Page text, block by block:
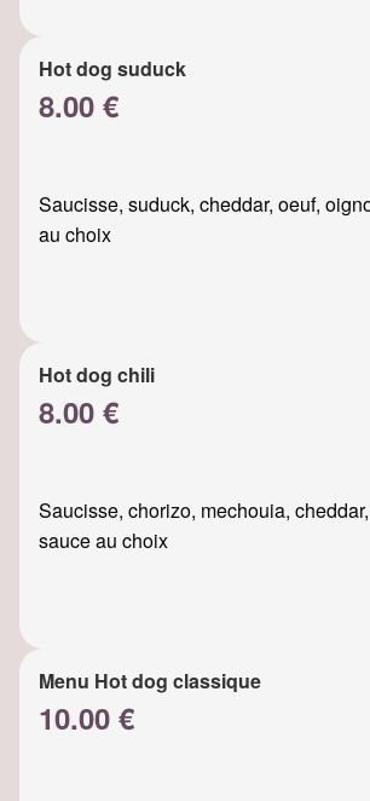
Hot dog suduck
8.00 €
Saucisse, suduck, cheddar, oeuf,
au choix
Hot dog chili
8.00 €
Saucisse, chorizo, mechouia,
sauce au choix
Menu Hot dog classique
10.00 €